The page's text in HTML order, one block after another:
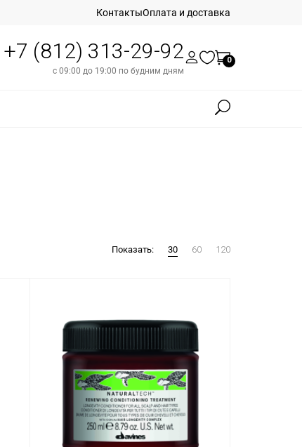
КонтактыОплата и доставка
+7 (812) 313-29-92
с 09:00 до 19:00 по будним дням
0
Показать: 30 60 120